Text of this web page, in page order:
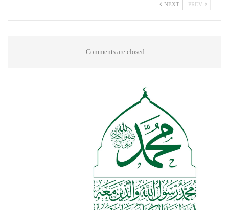
NEXT
Comments are closed.